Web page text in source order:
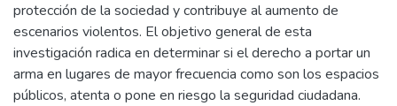
protección de la sociedad y contribuye al aumento de
escenarios violentos. El objetivo general de esta
investigación radica en determinar si el derecho a portar un
arma en lugares de mayor frecuencia como son los espacios
públicos, atenta o pone en riesgo la seguridad ciudadana.